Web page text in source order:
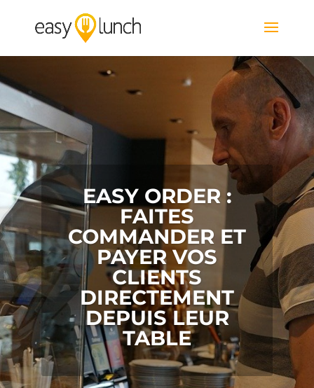
EASY ORDER :
FAITES
COMMANDER ET
PAYER VOS
CLIENTS
DIRECTEMENT
DEPUIS LEUR
TABLE